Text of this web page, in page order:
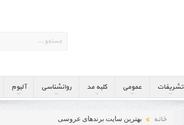
تشریفات عمومی کلبه مد روانشناسی آلبوم
خانه بهترین سایت برندهای عروسی